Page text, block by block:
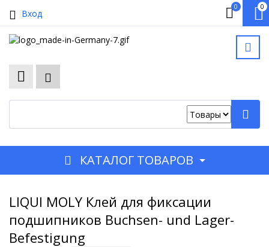
Вход
0 0
КАТАЛОГ ТОВАРОВ
LIQUI MOLY Клей для фиксации
подшипников Buchsen- und Lager-
Befestigung